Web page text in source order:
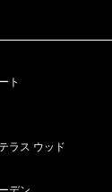
ト
ラス ウッド